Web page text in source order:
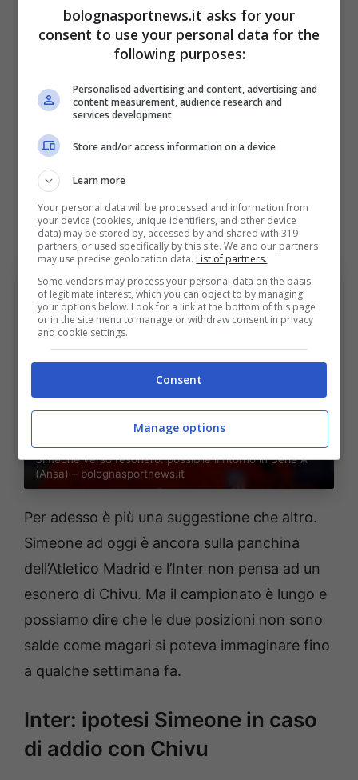
Simeonepotrebbe restare fermo davvero
poco. Il suo nome è da tempo sulla lista di
destinato ad aprire dei ragionamenti anche in
casa Inter. Chivu non sta pienamente
convincendo e la sua posizione non è salda. E
il Cholo potrebbe rappresentare una
soluzione importante per i nerazzurri in caso
di esonero dell’allenatore romeno.
Simeone verso l’esonero: possibile il ritorno in Serie A
(Ansa) – bolognasportnews.it
Per adesso è più una suggestione che altro.
Simeone ad oggi è ancora sulla panchina
dell’Atletico Madrid e l’Inter non pensa ad un
esonero di Chivu. Ma il campionato è lungo e
possiamo dire che le due posizioni non sono
salde come magari si poteva immaginare fino
a qualche settimana fa.
Inter: ipotesi Simeone in caso
di addio con Chivu
bolognasportnews.it asks for your
consent to use your personal data for the
following purposes:
Personalised advertising and content, advertising and
content measurement, audience research and
services development
Store and/or access information on a device
Learn more
Your personal data will be processed and information from
your device (cookies, unique identifiers, and other device
data) may be stored by, accessed by and shared with 319
partners, or used specifically by this site. We and our partners
may use precise geolocation data. List of partners.
Some vendors may process your personal data on the basis
of legitimate interest, which you can object to by managing
your options below. Look for a link at the bottom of this page
or in the site menu to manage or withdraw consent in privacy
and cookie settings.
Consent
Manage options